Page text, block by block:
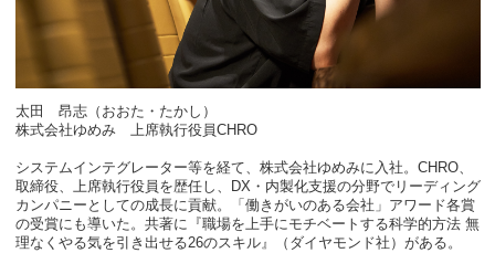
太田 昂志（おおた・たかし）
株式会社ゆめみ 上席執行役員CHRO
システムインテグレーター等を経て、株式会社ゆめみに入社。CHRO、
取締役、上席執行役員を歴任し、DX・内製化支援の分野でリーディング
カンパニーとしての成長に貢献。「働きがいのある会社」アワード各賞
の受賞にも導いた。共著に『職場を上手にモチベートする科学的方法 無
理なくやる気を引き出せる26のスキル』（ダイヤモンド社）がある。